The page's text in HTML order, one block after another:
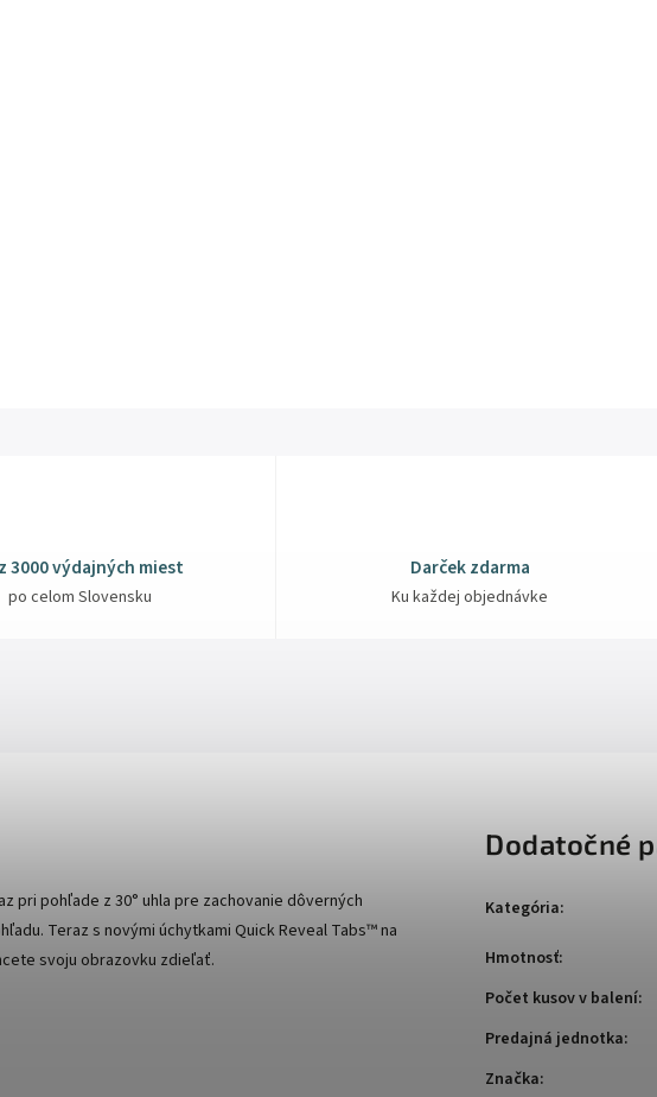
3000 výdajných miest
po celom Slovensku
Darček zdarma
Ku každej objednávke
pohľade z 30° uhla pre zachovanie dôverných
Teraz s novými úchytkami Quick Reveal Tabs™ na
svoju obrazovku zdieľať.
Dodatočné
Kategória:
Hmotnosť:
Počet kusov v balení:
Predajná jednotka:
Značka: